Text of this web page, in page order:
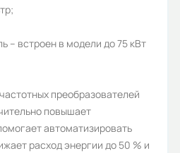
(IP):
DP:
– встроен в модели до 75 кВт
преобразователей
повышает
автоматизировать
расход энергии до 50 % и